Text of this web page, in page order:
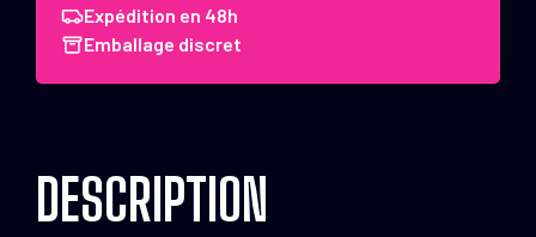
Custom
Carry
Stainless/Smoke
DLC
Expédition en 48h
Emballage discret
DESCRIPTION